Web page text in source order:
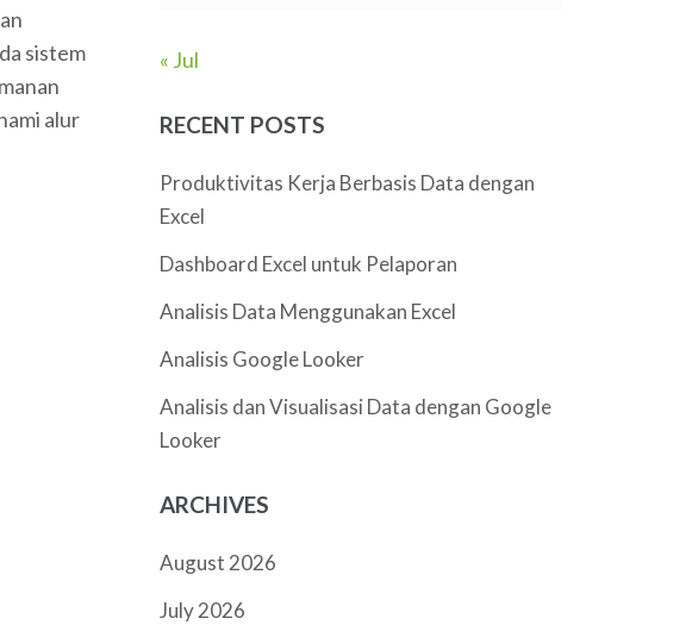
sistem
alur
« Jul
RECENT POSTS
Produktivitas Kerja Berbasis Data dengan
Excel
Dashboard Excel untuk Pelaporan
Analisis Data Menggunakan Excel
Analisis Google Looker
Analisis dan Visualisasi Data dengan Google
Looker
ARCHIVES
August 2026
July 2026